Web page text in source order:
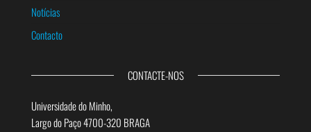
Notícias
Contacto
CONTACTE-NOS
Universidade do Minho,
Largo do Paço 4700-320 BRAGA